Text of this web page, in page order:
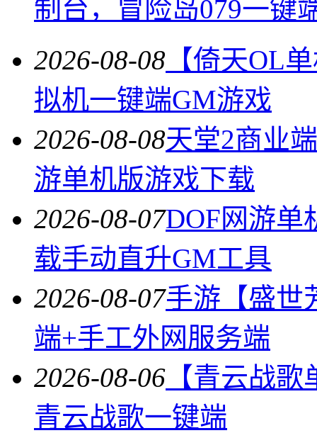
制台，冒险岛079一键
2026-08-08 【倚天OL
拟机一键端GM游戏
2026-08-08天堂2商业
游单机版游戏下载
2026-08-07DOF网游单
载手动直升GM工具
2026-08-07手游【盛世
端+手工外网服务端
2026-08-06 【青云战
青云战歌一键端